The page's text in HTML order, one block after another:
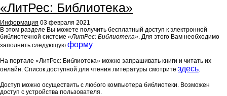
«ЛитРес: Библиотека»
Информация 03 февраля 2021
В этом разделе Вы можете получить бесплатный доступ к электронной
библиотечной системе «ЛитРес: Библиотека». Для этого Вам необходимо
заполнить следующую форму.
На портале «ЛитРес: Библиотека» можно запрашивать книги и читать их
онлайн. Список доступной для чтения литературы смотрите здесь.
Доступ можно осуществить с любого компьютера библиотеки. Возможен
доступ с устройства пользователя.